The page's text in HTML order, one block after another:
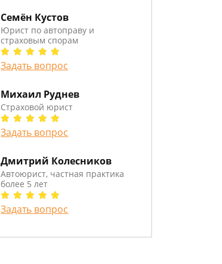
Семён Кустов
Юрист по автоправу и
страховым спорам
Задать вопрос
Михаил Руднев
Страховой юрист
Задать вопрос
Дмитрий Колесников
Автоюрист, частная практика
более 5 лет
Задать вопрос